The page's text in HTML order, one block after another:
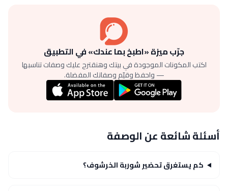
جرّب ميزة «اطبخ بما عندك» في التطبيق
اكتب المكونات الموجودة في بيتك وهنقترح عليك وصفات تناسبها
— واحفظ وقيّم وصفاتك المفضلة.
أسئلة شائعة عن الوصفة
كم يستغرق تحضير شوربة الخرشوف؟